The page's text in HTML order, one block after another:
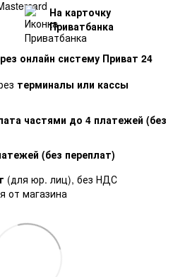
На карточку
Приватбанка
онлайн систему Приват 24
терминалы или кассы
частями до 4 платежей (без
(без переплат)
(для юр. лиц), без НДС
от магазина